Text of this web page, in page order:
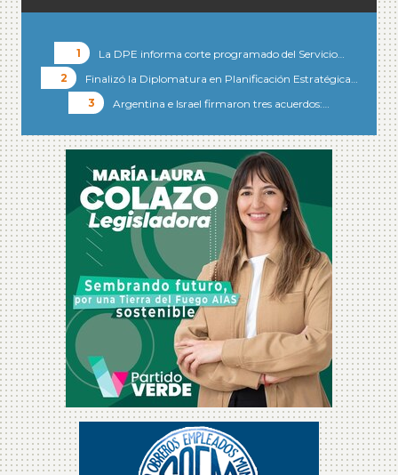
La DPE informa corte programado del Servicio…
Finalizó la Diplomatura en Planificación Estratégica…
Argentina e Israel firmaron tres acuerdos:…